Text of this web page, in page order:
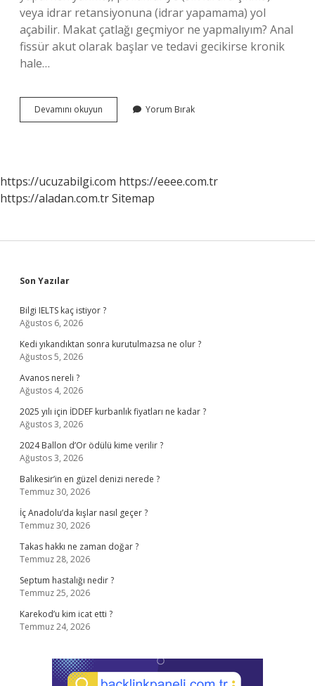
veya idrar retansiyonuna (idrar yapamama) yol
açabilir. Makat çatlağı geçmiyor ne yapmalıyım? Anal
fissür akut olarak başlar ve tedavi gecikirse kronik
hale…
Devamını okuyun
Çatlağı
Yorum Bırak
https://ucuzabilgi.com https://eeee.com.tr
https://aladan.com.trSitemap
Sidebar
Son Yazılar
Bilgi IELTS kaç istiyor ?
Ağustos 6, 2026
Kedi yıkandıktan sonra kurutulmazsa ne olur ?
Ağustos 5, 2026
Avanos nereli ?
Ağustos 4, 2026
2025 yılı için İDDEF kurbanlık fiyatları ne kadar ?
Ağustos 3, 2026
2024 Ballon d’Or ödülü kime verilir ?
Ağustos 3, 2026
Balıkesir’in en güzel denizi nerede ?
Temmuz 30, 2026
İç Anadolu’da kışlar nasıl geçer ?
Temmuz 30, 2026
Takas hakkı ne zaman doğar ?
Temmuz 28, 2026
Septum hastalığı nedir ?
Temmuz 25, 2026
Karekod’u kim icat etti ?
Temmuz 24, 2026